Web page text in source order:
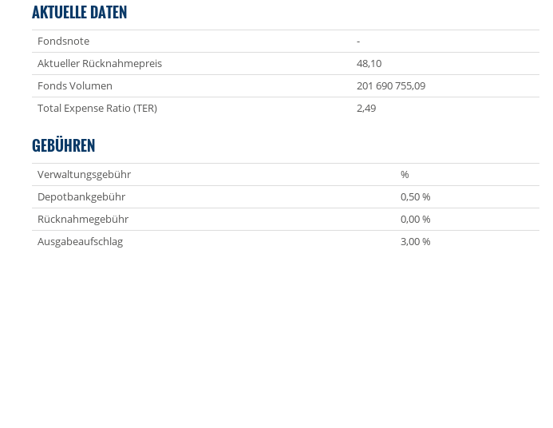
AKTUELLE DATEN
Fondsnote
-
Aktueller Rücknahmepreis
48,10
Fonds Volumen
201 690 755,09
Total Expense Ratio (TER)
2,49
GEBÜHREN
Verwaltungsgebühr
%
Depotbankgebühr
0,50 %
Rücknahmegebühr
0,00 %
Ausgabeaufschlag
3,00 %